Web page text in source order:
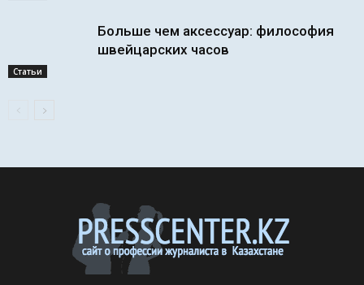
Статьи
Больше чем аксессуар: философия
швейцарских часов